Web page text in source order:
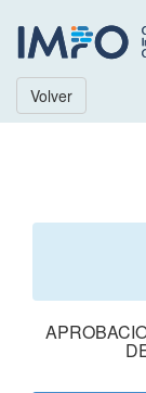
Volver